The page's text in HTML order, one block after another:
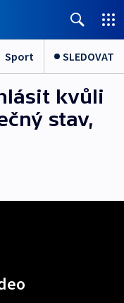
Sport SLEDOVAT
kvůli
stav,